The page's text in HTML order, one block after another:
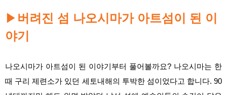
▶ 버려진 섬 나오시마가 아트섬이 된 이
야기
나오시마가 아트섬이 된 이야기부터 풀어볼까요? 나오시마는 한
때 구리 제련소가 있던 세토내해의 투박한 섬이었다고 합니다. 90